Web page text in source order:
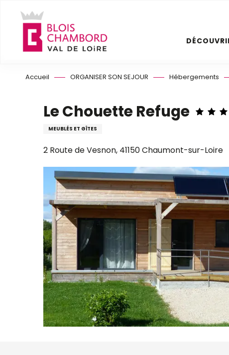
contenu
principal
Accueil ORGANISER SON SEJOUR Hébergements
Le Chouette Refuge
MEUBLÉS ET GÎTES
2 Route de Vesnon, 41150 Chaumont-sur-Loire